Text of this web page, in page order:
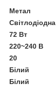
Метал
Світлодіодна
72 Вт
220~240 В
20
Білий
Білий